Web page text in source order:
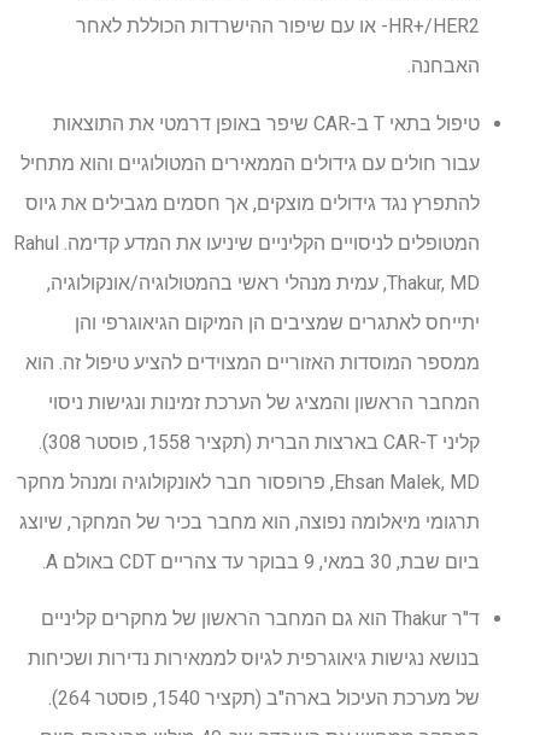
HR+/HER2- או עם שיפור ההישרדות הכוללת לאחר
האבחנה.
טיפול בתאי T ב-CAR שיפר באופן דרמטי את התוצאות
עבור חולים עם גידולים הממאירים המטולוגיים והוא מתחיל
להתפרץ נגד גידולים מוצקים, אך חסמים מגבילים את גיוס
המטופלים לניסויים הקליניים שיניעו את המדע קדימה. Rahul
Thakur, MD, עמית מנהלי ראשי בהמטולוגיה/אונקולוגיה,
יתייחס לאתגרים שמציבים הן המיקום הגיאוגרפי והן
ממספר המוסדות האזוריים המצוידים להציע טיפול זה. הוא
המחבר הראשון והמציג של הערכת זמינות ונגישות ניסוי
קליני CAR-T בארצות הברית (תקציר 1558, פוסטר 308).
Ehsan Malek, MD, פרופסור חבר לאונקולוגיה ומנהל מחקר
תרגומי מיאלומה נפוצה, הוא מחבר בכיר של המחקר, שיוצג
ביום שבת, 30 במאי, 9 בבוקר עד צהריים CDT באולם A.
ד"ר Thakur הוא גם המחבר הראשון של מחקרים קליניים
בנושא נגישות גיאוגרפית לגיוס לממאירות נדירות ושכיחות
של מערכת העיכול בארה"ב (תקציר 1540, פוסטר 264).